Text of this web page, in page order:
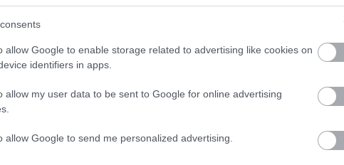
allow Google to enable storage related to advertising like cookies on
identifiers in apps.
allow my user data to be sent to Google for online advertising
allow Google to send me personalized advertising.
közeleg az SEC döntése?
átutalási óriás jövője továbbra is bizonytalan
. A befektetők
, és ezzel hatalmas árfolyam-emelkedést indít el?
XRP lendületét
visszanyerjejanuár 16-i, 3,39 dolláros csúcsát
. A befektetők